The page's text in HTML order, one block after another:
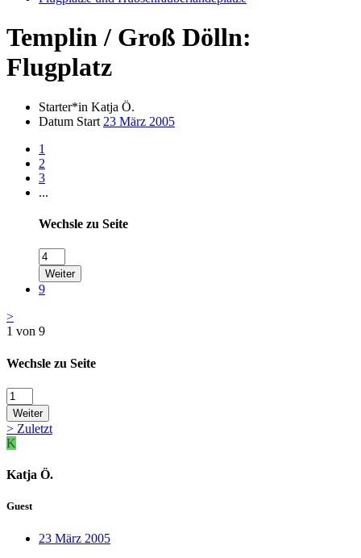
Templin / Groß Dölln:
Flugplatz
Starter*in Katja Ö.
Datum Start 23 März 2005
1
2
3
...
Wechsle zu Seite
Weiter
9
>
1 von 9
Wechsle zu Seite
Weiter
> Zuletzt
K
Katja Ö.
Guest
23 März 2005